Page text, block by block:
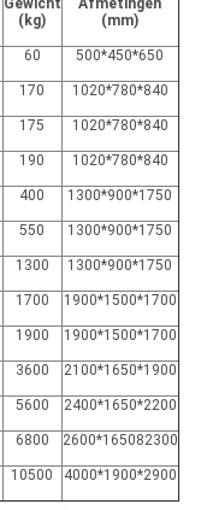
Gewicht
(kg)
Afmetingen
(mm)
60 500*450*650
170 1020*780*840
175 1020*780*840
190 1020*780*840
400 1300*900*1750
550 1300*900*1750
1300 1300*900*1750
1700 1900*1500*1700
1900 1900*1500*1700
3600 2100*1650*1900
5600 2400*1650*2200
6800 2600*165082300
10500 4000*1900*2900